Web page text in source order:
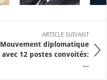
ARTICLE SUIVANT
Mouvement diplomatique
avec 12 postes convoités:
...